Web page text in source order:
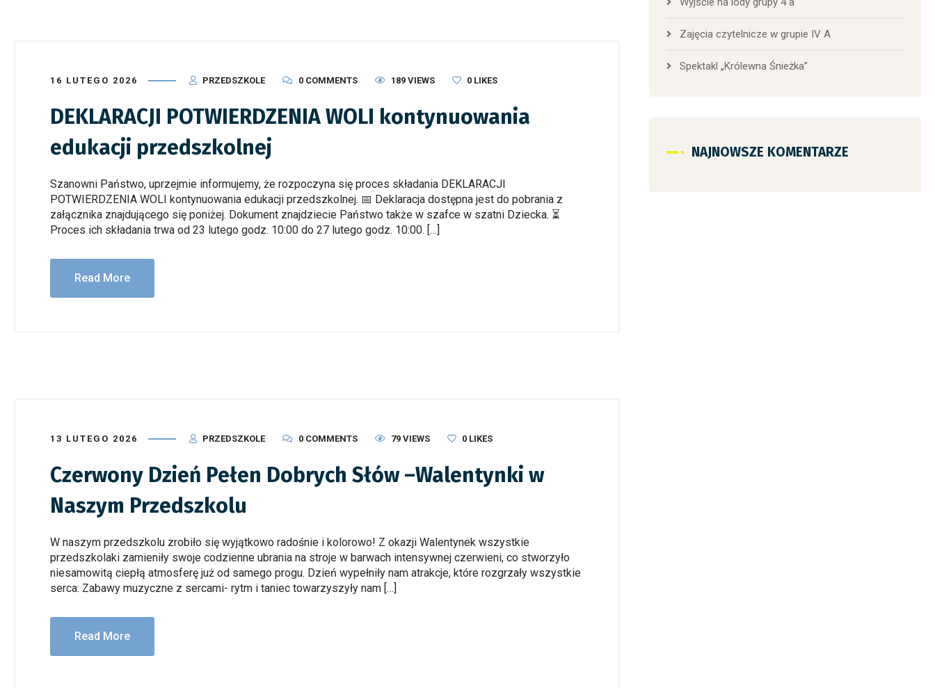
16 LUTEGO 2026 PRZEDSZKOLE 0 COMMENTS 189 VIEWS 0 LIKES
DEKLARACJI POTWIERDZENIA WOLI kontynuowania
edukacji przedszkolnej
Szanowni Państwo, uprzejmie informujemy, że rozpoczyna się proces składania DEKLARACJI
POTWIERDZENIA WOLI kontynuowania edukacji przedszkolnej. 📅 Deklaracja dostępna jest do pobrania z
załącznika znajdującego się poniżej. Dokument znajdziecie Państwo także w szafce w szatni Dziecka. ⏳
Proces ich składania trwa od 23 lutego godz. 10:00 do 27 lutego godz. 10:00. […]
Read More
13 LUTEGO 2026 PRZEDSZKOLE 0 COMMENTS 79 VIEWS 0 LIKES
Czerwony Dzień Pełen Dobrych Słów –Walentynki w
Naszym Przedszkolu
W naszym przedszkolu zrobiło się wyjątkowo radośnie i kolorowo! Z okazji Walentynek wszystkie
przedszkolaki zamieniły swoje codzienne ubrania na stroje w barwach intensywnej czerwieni, co stworzyło
niesamowitą ciepłą atmosferę już od samego progu. Dzień wypełniły nam atrakcje, które rozgrzały wszystkie
serca: Zabawy muzyczne z sercami- rytm i taniec towarzyszyły nam […]
Read More
Zajęcia czytelnicze w grupie IV A
Spektakl „Królewna Śnieżka”
NAJNOWSZE KOMENTARZE